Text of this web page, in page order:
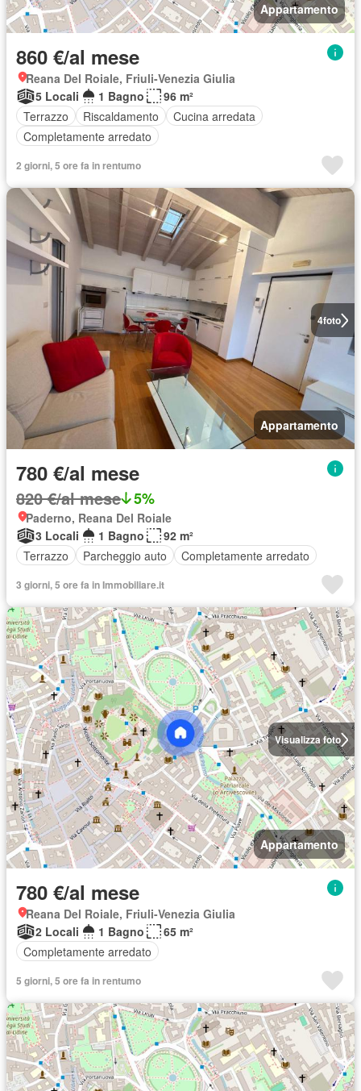
Appartamento
860 €/al mese
Reana Del Roiale, Friuli-Venezia Giulia
5 Locali
1 Bagno
96 m²
Terrazzo
Riscaldamento
Cucina arredata
Completamente arredato
2 giorni, 5 ore fa in rentumo
4foto
Appartamento
780 €/al mese
820 €/al mese 5%
Paderno, Reana Del Roiale
3 Locali
1 Bagno
92 m²
Terrazzo
Parcheggio auto Completamente arredato
3 giorni, 5 ore fa in Immobiliare.it
Visualizza foto
Appartamento
780 €/al mese
Reana Del Roiale, Friuli-Venezia Giulia
2 Locali
1 Bagno
65 m²
Completamente arredato
5 giorni, 5 ore fa in rentumo